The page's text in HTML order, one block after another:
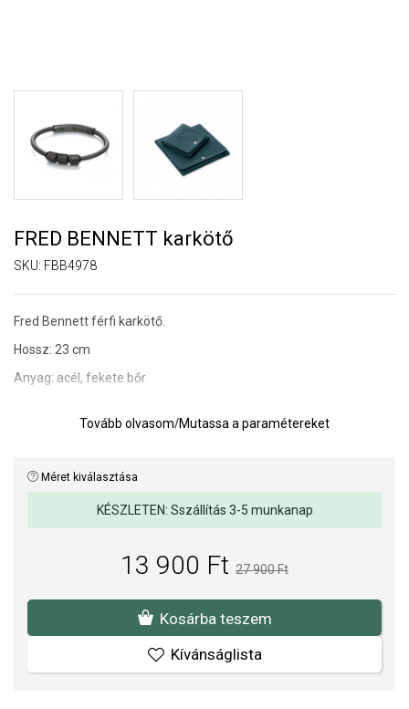
FRED BENNETT karkötő
SKU: FBB4978
Fred Bennett férfi karkötő.
Hossz: 23 cm
Anyag: acél, fekete bőr
A SOFIA a FRED BENNETT hivatalos forgalmazója. Biztos lehet
Tovább olvasom/Mutassa a paramétereket
Méret kiválasztása
KÉSZLETEN: Sszállítás 3-5 munkanap
13 900 Ft 27 900 Ft
Kosárba teszem
Kívánságlista